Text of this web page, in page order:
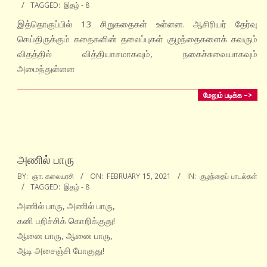
02-
15
TAGGED: இதழ் - 8
இத்தொகுப்பில் 13 சிறுகதைகள் உள்ளன. ஆசிரியர் தேர்வு
செய்திருக்கும் கதைகளின் தலைப்புகள் குழந்தைகளைக் கவரும்
விதத்தில் வித்தியாசமாகவும், நகைச்சுவையாகவும்
அமைந்துள்ளன
மேலும் படிக்க –>
அணில் பாரு
2021-
02-
15
BY: ஞா. கலையரசி ON: FEBRUARY 15, 2021 IN: குழந்தைப் பாடல்கள்
TAGGED: இதழ் - 8
அணில் பாரு, அணில் பாரு,
கனி பறிச்சிக் கொறிக்குது!
ஆனை பாரு, ஆனை பாரு,
ஆடி அசைஞ்சி போகுது!